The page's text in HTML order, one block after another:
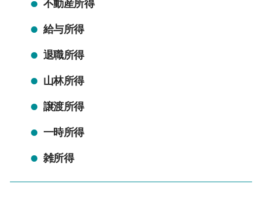
不動産所得
給与所得
退職所得
山林所得
譲渡所得
一時所得
雑所得